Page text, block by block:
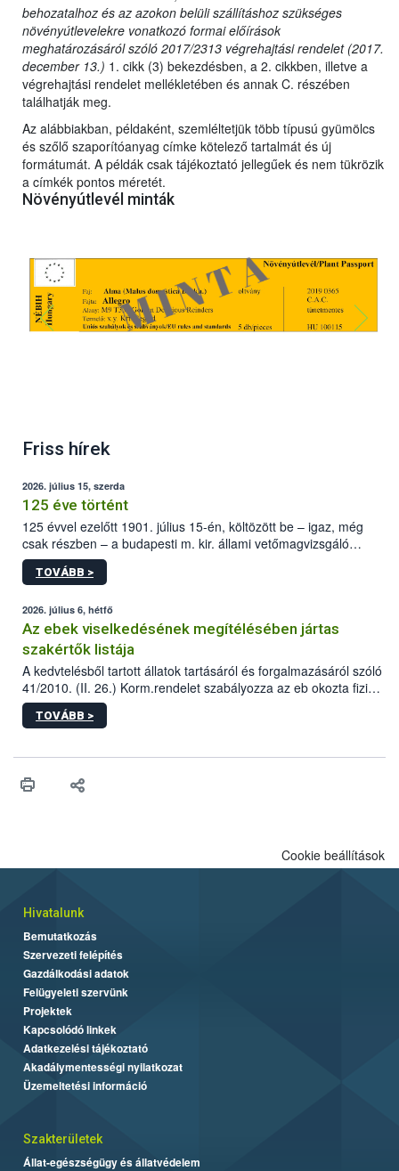
behozatalhoz és az azokon belüli szállításhoz szükséges
növényútlevelekre vonatkozó formai előírások
meghatározásáról szóló 2017/2313 végrehajtási rendelet (2017.
december 13.) 1. cikk (3) bekezdésben, a 2. cikkben, illetve a
végrehajtási rendelet mellékletében és annak C. részében
találhatják meg.
Az alábbiakban, példaként, szemléltetjük több típusú gyümölcs
és szőlő szaporítóanyag címke kötelező tartalmát és új
formátumát. A példák csak tájékoztató jellegűek és nem tükrözik
a címkék pontos méretét.
Növényútlevél minták
Friss hírek
2026. július 15, szerda
125 éve történt
125 évvel ezelőtt 1901. július 15-én, költözött be – igaz, még
csak részben – a budapesti m. kir. állami vetőmagvizsgáló
állomás a Kis Rókus utca 15. szám alatti, Czigler Győző által
tervezett új épületébe.
TOVÁBB >
2026. július 6, hétfő
Az ebek viselkedésének megítélésében jártas
szakértők listája
A kedvtelésből tartott állatok tartásáról és forgalmazásáról szóló
41/2010. (II. 26.) Korm.rendelet szabályozza az eb okozta fizikai
sérülés, illetve ennek veszélye keletkezésekor felmerülő
hatósági feladatokat, valamint a veszélyes eb tartását és annak
vonni az ebek viselkedésének megítélésében jártas szakértőt.
TOVÁBB >
Cookie beállítások
Hivatalunk
Bemutatkozás
Szervezeti felépítés
Gazdálkodási adatok
Felügyeleti szervünk
Projektek
Kapcsolódó linkek
Adatkezelési tájékoztató
Akadálymentességi nyilatkozat
Üzemeltetési információ
Szakterületek
Állat-egészségügy és állatvédelem